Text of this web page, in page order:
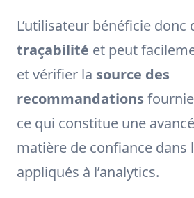
L’utilisateur bénéficie donc
traçabilité et peut
et vérifier la source des
recommandations
ce qui constitue une
matière de confiance dans
appliqués à l’analytics.